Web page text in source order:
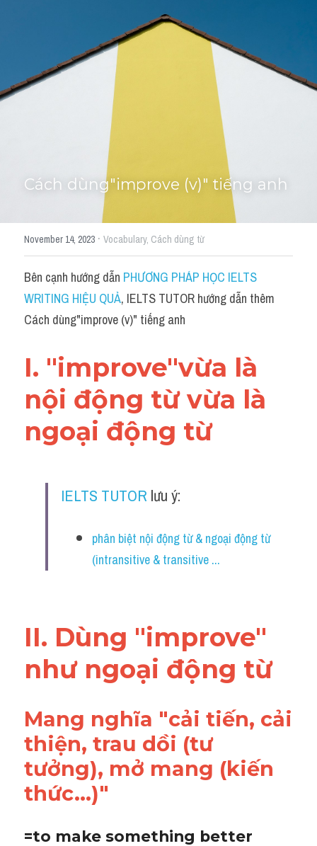
Học thử →
Cách dùng"improve (v)" tiếng anh
November 14, 2023 · Vocabulary, Cách dùng từ
Bên cạnh hướng dẫn PHƯƠNG PHÁP HỌC IELTS
WRITING HIỆU QUẢ, IELTS TUTOR hướng dẫn thêm
Cách dùng"improve (v)" tiếng anh
I. "improve"vừa là
nội động từ vừa là
ngoại động từ
IELTS TUTOR lưu ý:
phân biệt nội động từ & ngoại động từ
(intransitive & transitive ...
II. Dùng "improve"
như ngoại động từ
Mang nghĩa "cải tiến, cải
thiện, trau dồi (tư
tưởng), mở mang (kiến
thức...)"
=to make something better